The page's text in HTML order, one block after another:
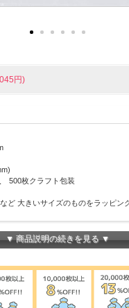
円)
500枚クラフト包装
ど 大きいサイズのものをラッピン
で外袋に入っています。
▼ 商品説明の続きを見る ▼